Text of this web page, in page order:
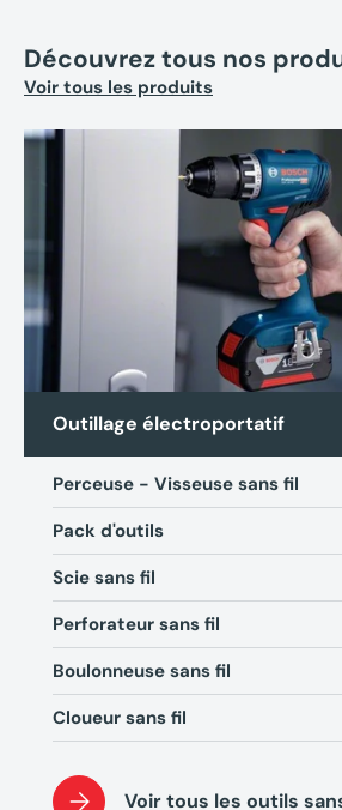
Découvrez tous nos
Voir tous les produits
Outillage électroportatif
Perceuse - Visseuse sans fil
Pack d'outils
Scie sans fil
Perforateur sans fil
Boulonneuse sans fil
Cloueur sans fil
Voir tous les outils